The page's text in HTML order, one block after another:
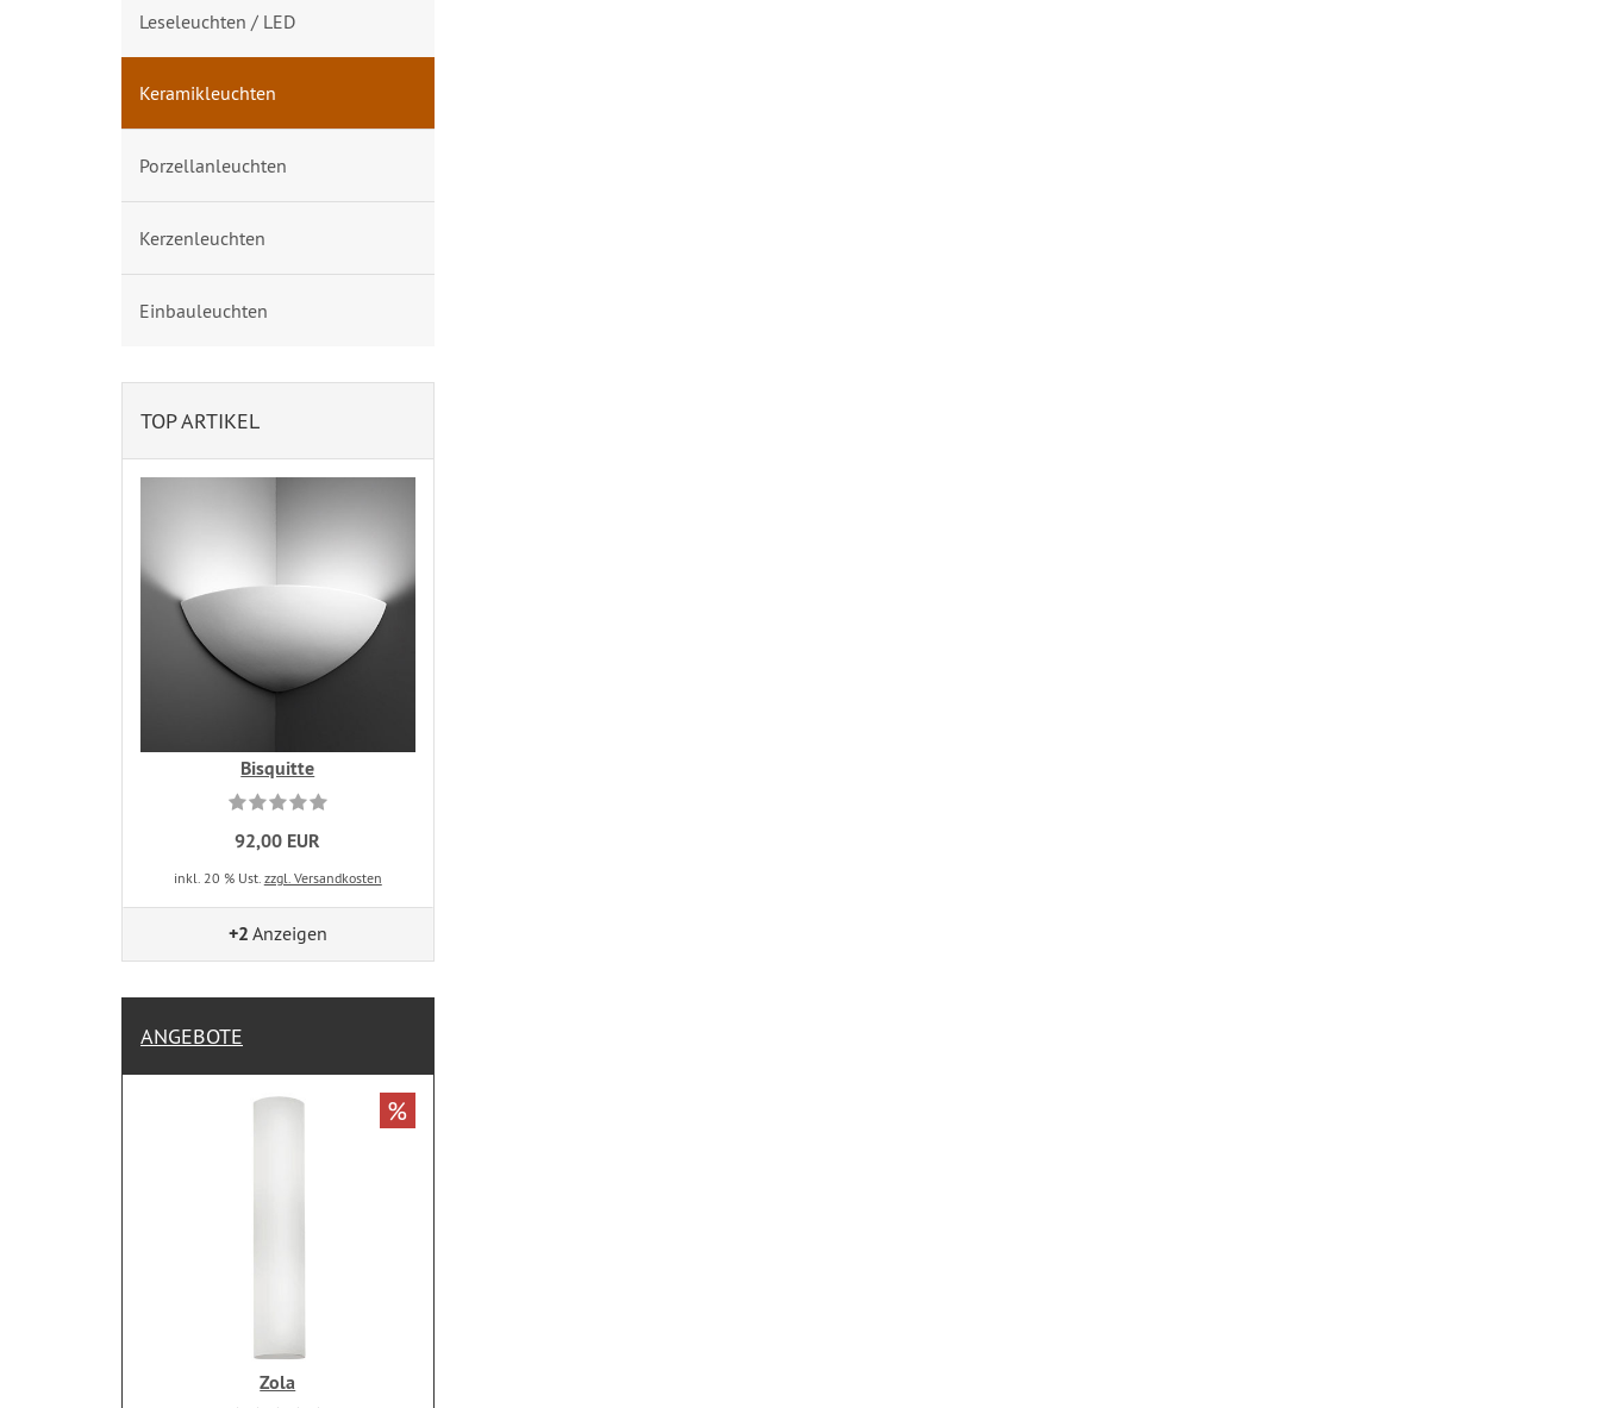
Leseleuchten / LED
Keramikleuchten
Porzellanleuchten
Kerzenleuchten
Einbauleuchten
TOP ARTIKEL
Bisquitte
92,00 EUR
inkl. 20 % Ust. zzgl. Versandkosten
+2 Anzeigen
ANGEBOTE
Zola
%